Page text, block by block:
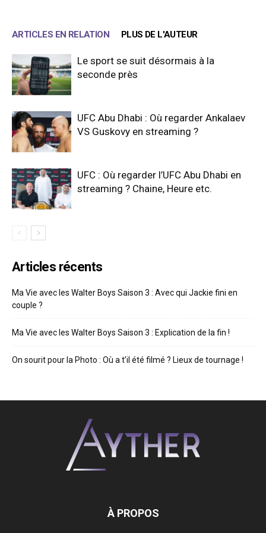
ARTICLES EN RELATION PLUS DE L'AUTEUR
Le sport se suit désormais à la
seconde près
UFC Abu Dhabi : Où regarder Ankalaev
VS Guskovy en streaming ?
UFC : Où regarder l’UFC Abu Dhabi en
streaming ? Chaine, Heure etc.
Articles récents
Ma Vie avec les Walter Boys Saison 3 : Avec qui Jackie fini en
couple ?
Ma Vie avec les Walter Boys Saison 3 : Explication de la fin !
On sourit pour la Photo : Où a t’il été filmé ? Lieux de tournage !
À PROPOS